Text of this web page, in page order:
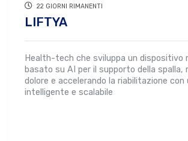
22 GIORNI RIMANENTI
LIFTYA
Health-tech che sviluppa un dispositivo
basato su AI per il supporto della spalla,
dolore e accelerando la riabilitazione con
intelligente e scalabile